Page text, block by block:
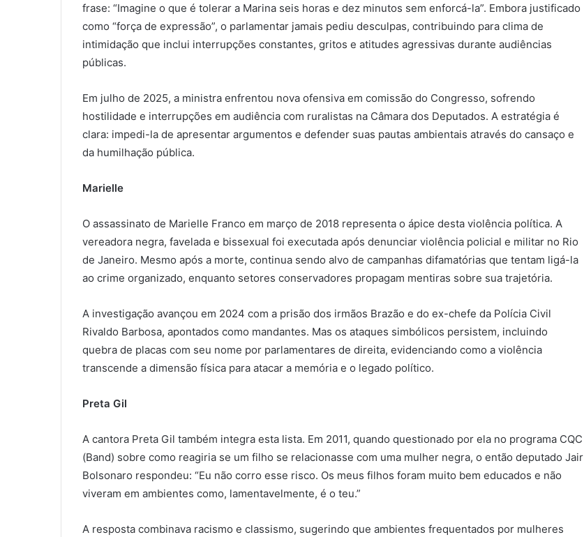
frase: “Imagine o que é tolerar a Marina seis horas e dez minutos sem enforcá-la”. Embora justificado
como “força de expressão”, o parlamentar jamais pediu desculpas, contribuindo para clima de
intimidação que inclui interrupções constantes, gritos e atitudes agressivas durante audiências
públicas.
Em julho de 2025, a ministra enfrentou nova ofensiva em comissão do Congresso, sofrendo
hostilidade e interrupções em audiência com ruralistas na Câmara dos Deputados. A estratégia é
clara: impedi-la de apresentar argumentos e defender suas pautas ambientais através do cansaço e
da humilhação pública.
Marielle
O assassinato de Marielle Franco em março de 2018 representa o ápice desta violência política. A
vereadora negra, favelada e bissexual foi executada após denunciar violência policial e militar no Rio
de Janeiro. Mesmo após a morte, continua sendo alvo de campanhas difamatórias que tentam ligá-la
ao crime organizado, enquanto setores conservadores propagam mentiras sobre sua trajetória.
A investigação avançou em 2024 com a prisão dos irmãos Brazão e do ex-chefe da Polícia Civil
Rivaldo Barbosa, apontados como mandantes. Mas os ataques simbólicos persistem, incluindo
quebra de placas com seu nome por parlamentares de direita, evidenciando como a violência
transcende a dimensão física para atacar a memória e o legado político.
Preta Gil
A cantora Preta Gil também integra esta lista. Em 2011, quando questionado por ela no programa CQC
(Band) sobre como reagiria se um filho se relacionasse com uma mulher negra, o então deputado Jair
Bolsonaro respondeu: “Eu não corro esse risco. Os meus filhos foram muito bem educados e não
viveram em ambientes como, lamentavelmente, é o teu.”
A resposta combinava racismo e classismo, sugerindo que ambientes frequentados por mulheres